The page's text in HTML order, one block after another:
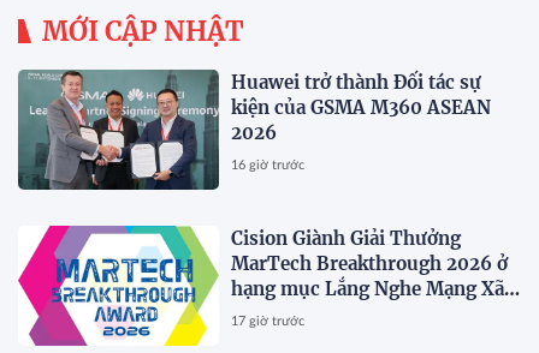
MỚI CẬP NHẬT
Huawei trở thành Đối tác sự
kiện của GSMA M360 ASEAN
2026
16 giờ trước
Cision Giành Giải Thưởng
MarTech Breakthrough 2026 ở
hạng mục Lắng Nghe Mạng Xã
Hội, Phân Phối Thông Cáo Báo
17 giờ trước